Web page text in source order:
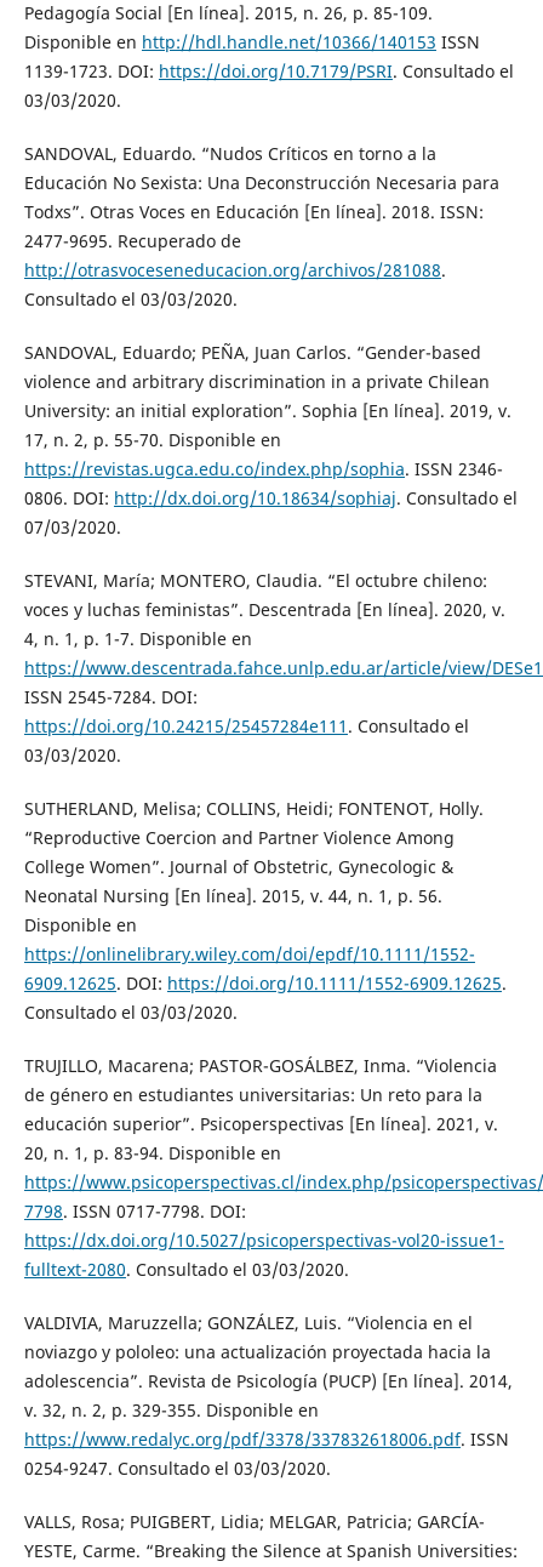
Pedagogía Social [En línea]. 2015, n. 26, p. 85-109.
Disponible en http://hdl.handle.net/10366/140153 ISSN
1139-1723. DOI: https://doi.org/10.7179/PSRI. Consultado el
03/03/2020.
SANDOVAL, Eduardo. “Nudos Críticos en torno a la
Educación No Sexista: Una Deconstrucción Necesaria para
Todxs”. Otras Voces en Educación [En línea]. 2018. ISSN:
2477-9695. Recuperado de
http://otrasvoceseneducacion.org/archivos/281088.
Consultado el 03/03/2020.
SANDOVAL, Eduardo; PEÑA, Juan Carlos. “Gender-based
violence and arbitrary discrimination in a private Chilean
University: an initial exploration”. Sophia [En línea]. 2019, v.
17, n. 2, p. 55-70. Disponible en
https://revistas.ugca.edu.co/index.php/sophia. ISSN 2346-
0806. DOI: http://dx.doi.org/10.18634/sophiaj. Consultado el
07/03/2020.
STEVANI, María; MONTERO, Claudia. “El octubre chileno:
voces y luchas feministas”. Descentrada [En línea]. 2020, v.
4, n. 1, p. 1-7. Disponible en
https://www.descentrada.fahce.unlp.edu.ar/article/view/
ISSN 2545-7284. DOI:
https://doi.org/10.24215/25457284e111 . Consultado el
03/03/2020.
SUTHERLAND, Melisa; COLLINS, Heidi; FONTENOT, Holly.
“Reproductive Coercion and Partner Violence Among
College Women”. Journal of Obstetric, Gynecologic &
Neonatal Nursing [En línea]. 2015, v. 44, n. 1, p. 56.
Disponible en
https://onlinelibrary.wiley.com/doi/epdf/10.1111/1552-
6909.12625. DOI: https://doi.org/10.1111/1552-6909.12625.
Consultado el 03/03/2020.
TRUJILLO, Macarena; PASTOR-GOSÁLBEZ, Inma. “Violencia
de género en estudiantes universitarias: Un reto para la
educación superior”. Psicoperspectivas [En línea]. 2021, v.
20, n. 1, p. 83-94. Disponible en
https://www.psicoperspectivas.cl/index.php/
7798. ISSN 0717-7798. DOI:
https://dx.doi.org/10.5027/psicoperspectivas-vol20-issue1-
fulltext-2080. Consultado el 03/03/2020.
VALDIVIA, Maruzzella; GONZÁLEZ, Luis. “Violencia en el
noviazgo y pololeo: una actualización proyectada hacia la
adolescencia”. Revista de Psicología (PUCP) [En línea]. 2014,
v. 32, n. 2, p. 329-355. Disponible en
https://www.redalyc.org/pdf/3378/337832618006.pdf. ISSN
0254-9247. Consultado el 03/03/2020.
VALLS, Rosa; PUIGBERT, Lidia; MELGAR, Patricia; GARCÍA-
YESTE, Carme. “Breaking the Silence at Spanish Universities: